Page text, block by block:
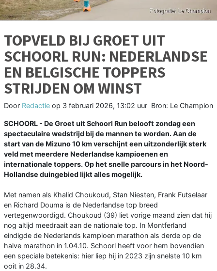
TOPVELD BIJ GROET UIT
SCHOORL RUN: NEDERLANDSE
EN BELGISCHE TOPPERS
STRIJDEN OM WINST
Door Redactie op 3 februari 2026, 13:02 uur Bron: Le Champion
SCHOORL - De Groet uit Schoorl Run belooft zondag een
spectaculaire wedstrijd bij de mannen te worden. Aan de
start van de Mizuno 10 km verschijnt een uitzonderlijk sterk
veld met meerdere Nederlandse kampioenen en
internationale toppers. Op het snelle parcours in het Noord-
Hollandse duingebied lijkt alles mogelijk.
Met namen als Khalid Choukoud, Stan Niesten, Frank Futselaar
en Richard Douma is de Nederlandse top breed
vertegenwoordigd. Choukoud (39) liet vorige maand zien dat hij
nog altijd meedraait aan de nationale top. In Montferland
eindigde de Nederlands kampioen marathon als derde op de
halve marathon in 1.04.10. Schoorl heeft voor hem bovendien
een speciale betekenis: hier liep hij in 2023 zijn snelste 10 km
ooit in 28.34.